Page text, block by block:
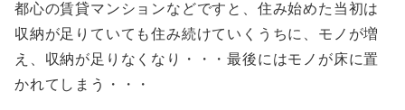
都心の賃貸マンションなどですと、住み始めた当初は
収納が足りていても住み続けていくうちに、モノが増
え、収納が足りなくなり・・・最後にはモノが床に置
かれてしまう・・・